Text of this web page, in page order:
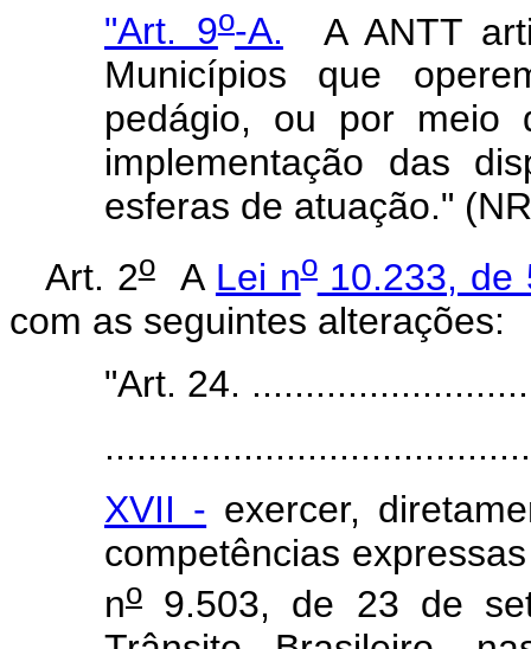
"Art. 9o-A. A ANTT
Municípios que
pedágio, ou por meio
implementação das
esferas de atuação."
Art. 2oA Lei no10.233, de
com as seguintes alterações:
"Art. 24.
XVII - exercer,
competências
no 9.503, de 23 de